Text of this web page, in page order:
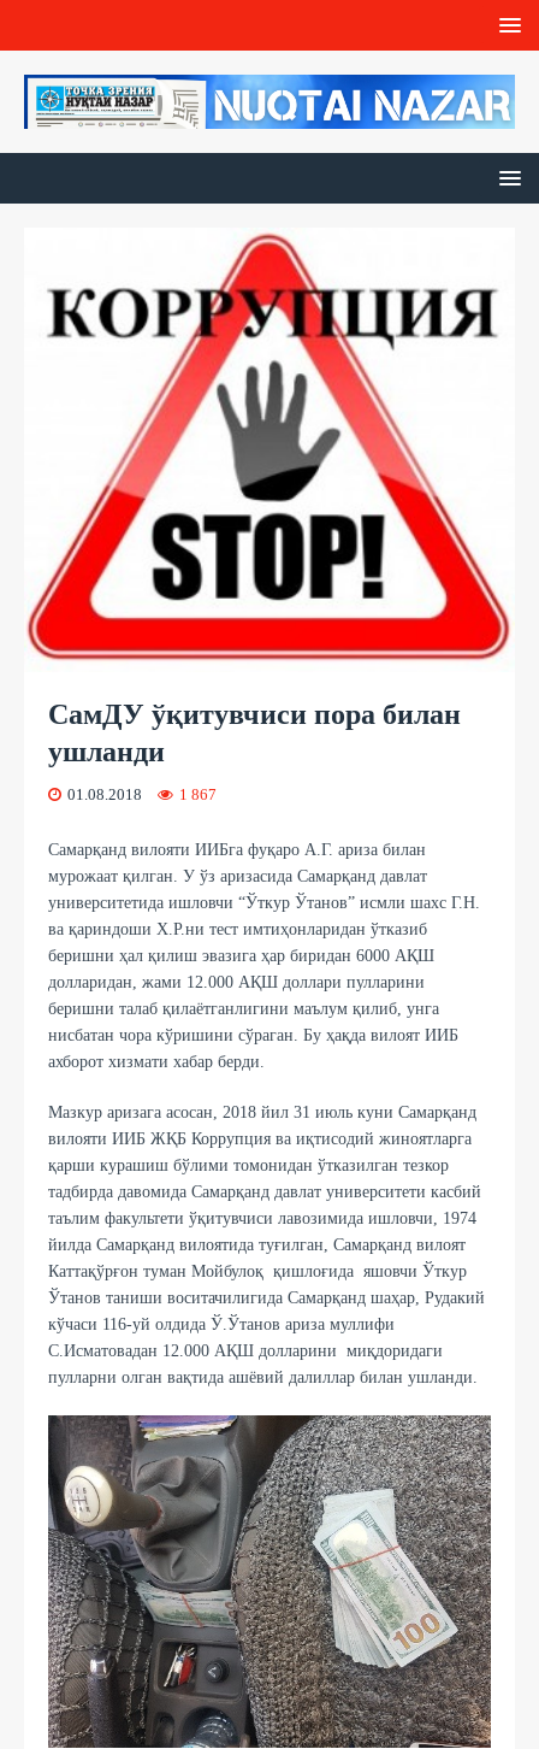
СамДУ ўқитувчиси пора билан
ушланди
01.08.2018 1 867
Самарқанд вилояти ИИБга фуқаро А.Г. ариза билан
мурожаат қилган. У ўз аризасида Самарқанд давлат
университетида ишловчи “Ўткур Ўтанов” исмли шахс Г.Н.
ва қариндоши Х.Р.ни тест имтиҳонларидан ўтказиб
беришни ҳал қилиш эвазига ҳар биридан 6000 АҚШ
долларидан, жами 12.000 АҚШ доллари пулларини
беришни талаб қилаётганлигини маълум қилиб, унга
нисбатан чора кўришини сўраган. Бу ҳақда вилоят ИИБ
ахборот хизмати хабар берди.
Мазкур аризага асосан, 2018 йил 31 июль куни Самарқанд
вилояти ИИБ ЖҚБ Коррупция ва иқтисодий жиноятларга
қарши курашиш бўлими томонидан ўтказилган тезкор
тадбирда давомида Самарқанд давлат университети касбий
таълим факультети ўқитувчиси лавозимида ишловчи, 1974
йилда Самарқанд вилоятида туғилган, Самарқанд вилоят
Каттақўрғон туман Мойбулоқ қишлоғида яшовчи Ўткур
Ўтанов таниши воситачилигида Самарқанд шаҳар, Рудакий
кўчаси 116-уй олдида Ў.Ўтанов ариза муллифи
С.Исматовадан 12.000 АҚШ долларини миқдоридаги
пулларни олган вақтида ашёвий далиллар билан ушланди.